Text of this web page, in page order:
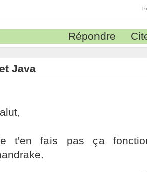
Répondre
Java
t'en fais pas ça